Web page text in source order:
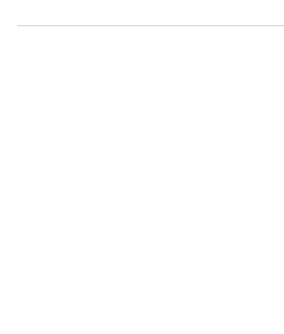
пресметка – борбата за